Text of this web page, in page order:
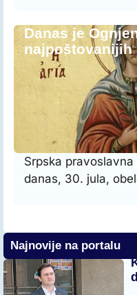
Danas je
Srpska
danas, 30. jula,
Najnovije na portalu